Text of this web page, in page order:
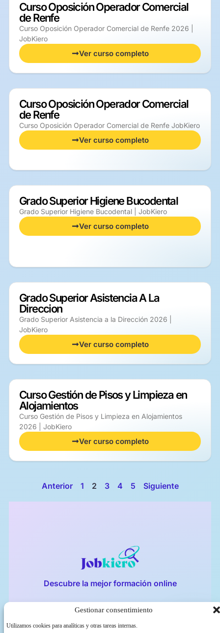
Gestionar consentimiento
Utilizamos cookies para analíticas y otras tareas internas.
Curso Oposición Operador Comercial
de Renfe
Curso Oposición Operador Comercial de Renfe 2026 |
JobKiero
Ver curso completo
Curso Oposición Operador Comercial
de Renfe
Curso Oposición Operador Comercial de Renfe JobKiero
Ver curso completo
Grado Superior Higiene Bucodental
Grado Superior Higiene Bucodental | JobKiero
Ver curso completo
Grado Superior Asistencia A La
Direccion
Grado Superior Asistencia a la Dirección 2026 |
JobKiero
Ver curso completo
Curso Gestión de Pisos y Limpieza en
Alojamientos
Curso Gestión de Pisos y Limpieza en Alojamientos
2026 | JobKiero
Ver curso completo
Anterior 1 2 3 4 5 Siguiente
Descubre la mejor formación online